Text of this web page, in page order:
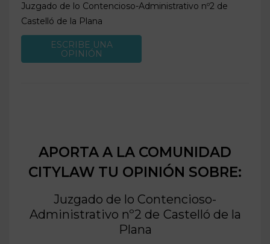
Juzgado de lo Contencioso-Administrativo nº2 de
Castelló de la Plana
ESCRIBE UNA
OPINIÓN
APORTA A LA COMUNIDAD
CITYLAW TU OPINIÓN SOBRE:
Juzgado de lo Contencioso-
Administrativo nº2 de Castelló de la
Plana